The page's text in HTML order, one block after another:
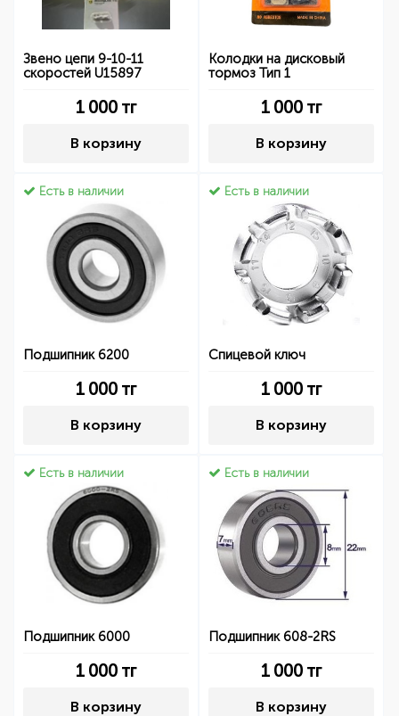
Звено цепи 9-10-11
скоростей U15897
1 000 тг
В корзину
Колодки на дисковый
тормоз Тип 1
1 000 тг
В корзину
Есть в наличии
Подшипник 6200
1 000 тг
В корзину
Есть в наличии
Спицевой ключ
1 000 тг
В корзину
Есть в наличии
Подшипник 6000
1 000 тг
В корзину
Есть в наличии
Подшипник 608-2RS
1 000 тг
В корзину